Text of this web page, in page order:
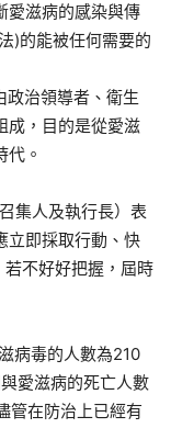
愛滋病的感染與傳
)的能被任何需要的
治領導者、衛生
成，目的是從愛滋
。
集人及執行長）表
立即採取行動、快
不好好把握，屆時
病毒的人數為210
愛滋病的死亡人數
管在防治上已經有